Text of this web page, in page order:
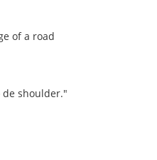
of a road
de shoulder."